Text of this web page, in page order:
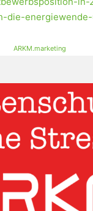
die-
ARKM.marketing